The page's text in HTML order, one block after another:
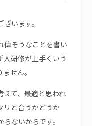
います。
偉そうなことを書い
人研修が上手くいう
せん。
えて、最適と思われ
リと合うかどうか
ないからです。